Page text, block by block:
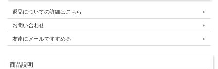
返品についての詳細はこちら
お問い合わせ
友達にメールですすめる
商品説明